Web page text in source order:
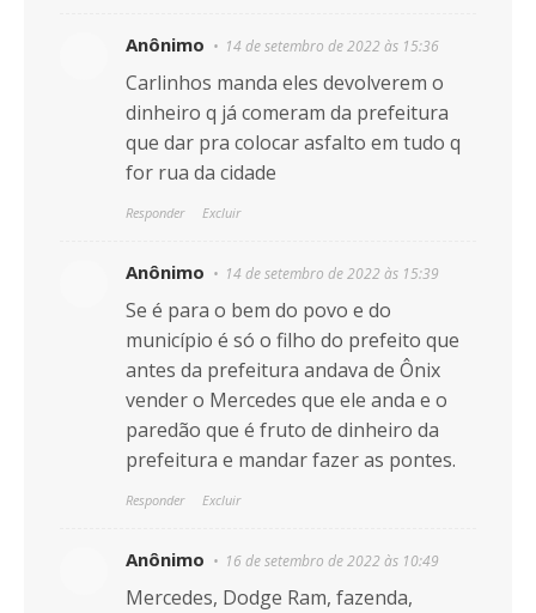
Anônimo 14 de setembro de 2022 às 15:36
Carlinhos manda eles devolverem o
dinheiro q já comeram da prefeitura
que dar pra colocar asfalto em tudo q
for rua da cidade
Responder Excluir
Anônimo 14 de setembro de 2022 às 15:39
Se é para o bem do povo e do
município é só o filho do prefeito que
antes da prefeitura andava de Ônix
vender o Mercedes que ele anda e o
paredão que é fruto de dinheiro da
prefeitura e mandar fazer as pontes.
Responder Excluir
Anônimo 16 de setembro de 2022 às 10:49
Mercedes, Dodge Ram, fazenda,